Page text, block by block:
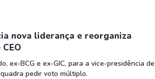
nova liderança e reorganiza
ex-BCG e ex-GIC, para a vice-presidência de
pedir voto múltiplo.